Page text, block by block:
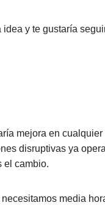
y te gustaría
mejora en cualquier
disruptivas ya
el cambio.
media